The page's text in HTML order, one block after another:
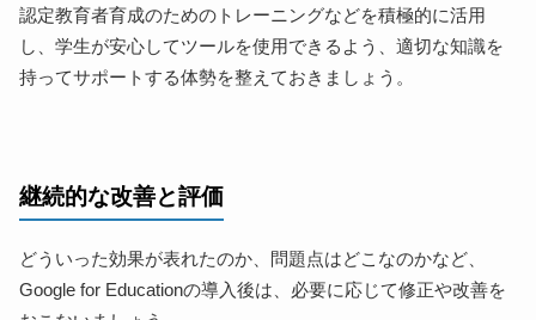
認定教育者育成のためのトレーニングなどを積極的に活用
し、学生が安心してツールを使用できるよう、適切な知識を
持ってサポートする体勢を整えておきましょう。
継続的な改善と評価
どういった効果が表れたのか、問題点はどこなのかなど、
Google for Educationの導入後は、必要に応じて修正や改善を